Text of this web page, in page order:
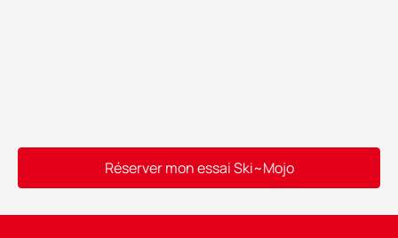
Réserver mon essai Ski~Mojo